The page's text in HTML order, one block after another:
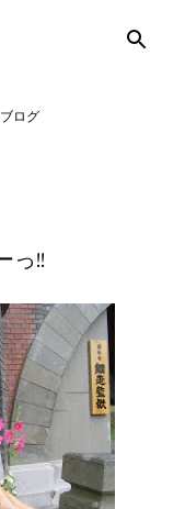
ンツに移動
ログ
っ!!